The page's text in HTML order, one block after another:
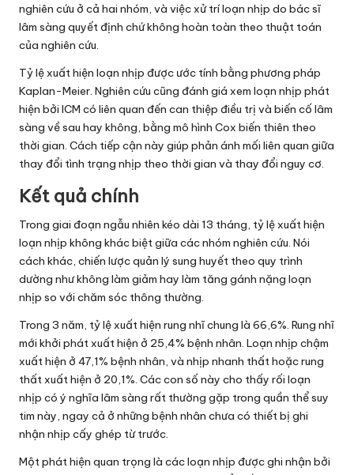
nghiên cứu ở cả hai nhóm, và việc xử trí loạn nhịp do bác sĩ
lâm sàng quyết định chứ không hoàn toàn theo thuật toán
của nghiên cứu.
Tỷ lệ xuất hiện loạn nhịp được ước tính bằng phương pháp
Kaplan-Meier. Nghiên cứu cũng đánh giá xem loạn nhịp phát
hiện bởi ICM có liên quan đến can thiệp điều trị và biến cố lâm
sàng về sau hay không, bằng mô hình Cox biến thiên theo
thời gian. Cách tiếp cận này giúp phản ánh mối liên quan giữa
thay đổi tình trạng nhịp theo thời gian và thay đổi nguy cơ.
Kết quả chính
Trong giai đoạn ngẫu nhiên kéo dài 13 tháng, tỷ lệ xuất hiện
loạn nhịp không khác biệt giữa các nhóm nghiên cứu. Nói
cách khác, chiến lược quản lý sung huyết theo quy trình
dường như không làm giảm hay làm tăng gánh nặng loạn
nhịp so với chăm sóc thông thường.
Trong 3 năm, tỷ lệ xuất hiện rung nhĩ chung là 66,6%. Rung nhĩ
mới khởi phát xuất hiện ở 25,4% bệnh nhân. Loạn nhịp chậm
xuất hiện ở 47,1% bệnh nhân, và nhịp nhanh thất hoặc rung
thất xuất hiện ở 20,1%. Các con số này cho thấy rối loạn
nhịp có ý nghĩa lâm sàng rất thường gặp trong quần thể suy
tim này, ngay cả ở những bệnh nhân chưa có thiết bị ghi
nhận nhịp cấy ghép từ trước.
Một phát hiện quan trọng là các loạn nhịp được ghi nhận bởi